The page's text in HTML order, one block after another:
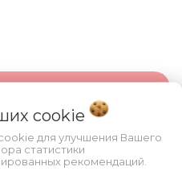
cookie
для улучшения Вашего
статистики
рекомендаций.